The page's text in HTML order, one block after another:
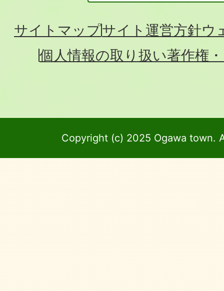
サイトマップサイト運営方針ウ
個人情報の取り扱い著作権
Copyright (c) 2025 Ogawa town.